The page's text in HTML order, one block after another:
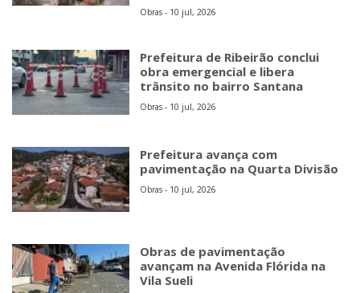
Obras - 10 jul, 2026
Prefeitura de Ribeirão conclui
obra emergencial e libera
trânsito no bairro Santana
Obras - 10 jul, 2026
Prefeitura avança com
pavimentação na Quarta Divisão
Obras - 10 jul, 2026
Obras de pavimentação
avançam na Avenida Flórida na
Vila Sueli